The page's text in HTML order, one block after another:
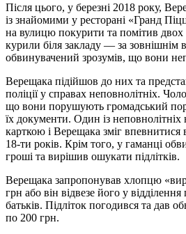
Після цього, у березні 2018 року,
із знайомими у ресторані «Гранд
на вулицю покурити та помітив двох
курили біля закладу — за зовнішнім
обвинувачений зрозумів, що вони
Верещака підійшов до них та
поліції у справах неповнолітніх.
що вони порушують громадський
їх документи. Один із неповнолітніх
карткою і Верещака зміг
18-ти років. Крім того, у гаманці
гроші та вирішив ошукати підлітків.
Верещака запропонував хлопцю
грн або він відвезе його у відділення
батьків. Підліток погодився та дав
по 200 грн.